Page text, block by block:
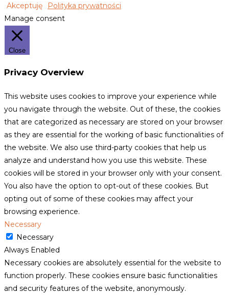
Akceptuję
Polityka prywatności
Manage consent
Close
Privacy Overview
This website uses cookies to improve your experience while
you navigate through the website. Out of these, the cookies
that are categorized as necessary are stored on your browser
as they are essential for the working of basic functionalities of
the website. We also use third-party cookies that help us
analyze and understand how you use this website. These
cookies will be stored in your browser only with your consent.
You also have the option to opt-out of these cookies. But
opting out of some of these cookies may affect your
browsing experience.
Necessary
Necessary
Always Enabled
Necessary cookies are absolutely essential for the website to
function properly. These cookies ensure basic functionalities
and security features of the website, anonymously.